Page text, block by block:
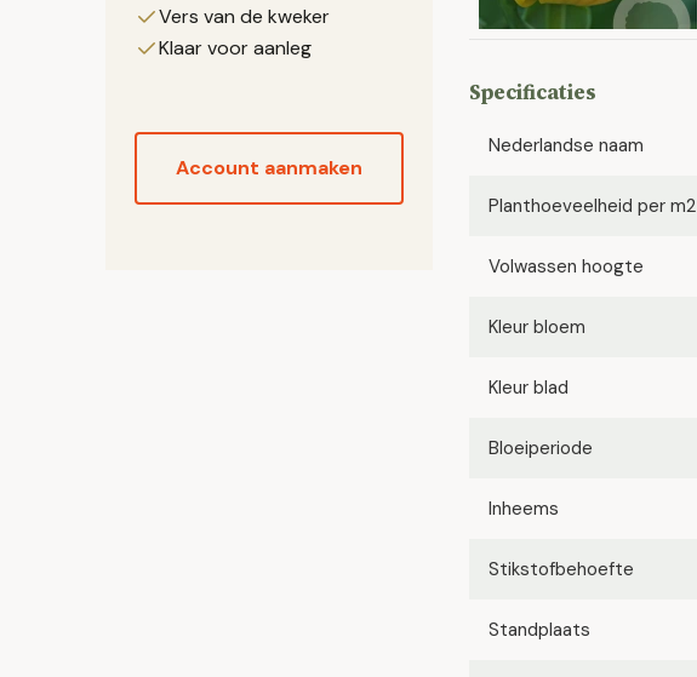
Vers van de kweker
Klaar voor aanleg
Account aanmaken
Specificaties
Nederlandse naam
Planthoeveelheid per m2
Volwassen hoogte
Kleur bloem
Kleur blad
Bloeiperiode
Inheems
Stikstofbehoefte
Standplaats